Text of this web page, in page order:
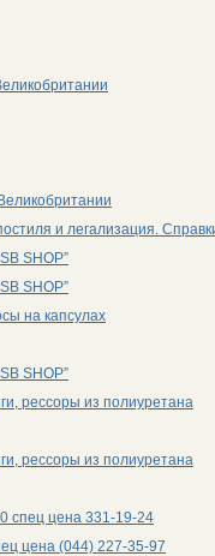
и легализация.
SHOP”
SHOP”
на капсулах
SHOP”
рессоры из полиуретана
рессоры из полиуретана
спец цена 331-19-24
цена (044) 227-35-97